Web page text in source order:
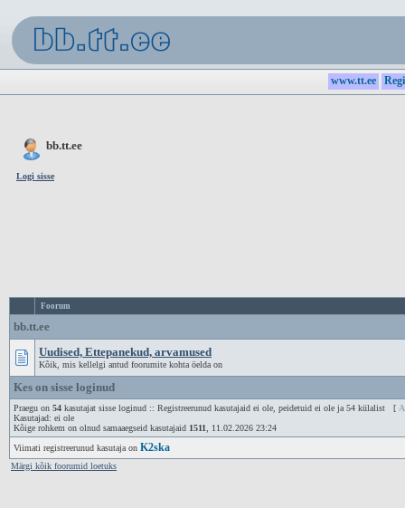
www.tt.ee
bb.tt.ee
Logi sisse
Foorum
bb.tt.ee
Uudised, Ettepanekud, arvamused
Kõik, mis kellelgi antud foorumite kohta öelda on
Kes on sisse loginud
Praegu on 54 kasutajat sisse loginud :: Registreerunud kasutajaid ei ole, peidetuid ei ole ja 54 külalist [
Kasutajad: ei ole
Kõige rohkem on olnud samaaegseid kasutajaid 1511 , 11.02.2026 23:24
Viimati registreerunud kasutaja on K2ska
Märgi kõik foorumid loetuks